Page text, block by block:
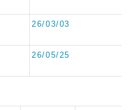
26/03/03
26/05/25